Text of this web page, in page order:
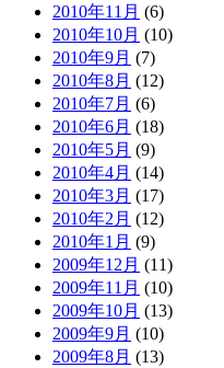
2010年11月 (6)
2010年10月 (10)
2010年9月 (7)
2010年8月 (12)
2010年7月 (6)
2010年6月 (18)
2010年5月 (9)
2010年4月 (14)
2010年3月 (17)
2010年2月 (12)
2010年1月 (9)
2009年12月 (11)
2009年11月 (10)
2009年10月 (13)
2009年9月 (10)
2009年8月 (13)